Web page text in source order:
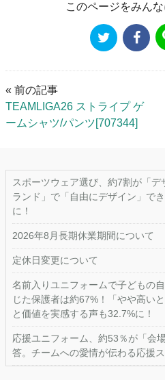
このページをみん
« 前の記事
TEAMLIGA26 ストライプ ゲ
ームシャツ/パンツ[707344]
スポーツウェア選び、約7割が「
ランド」で「自由にデザイン」で
に！
2026年8月長期休業期間について
定休日変更について
名前入りユニフォームで子どもの
じた保護者は約67%！「やや高い
と価値を実感する声も32.7%に！
応援ユニフォーム、約53％が「会
答。チームへの愛情が伝わる応援